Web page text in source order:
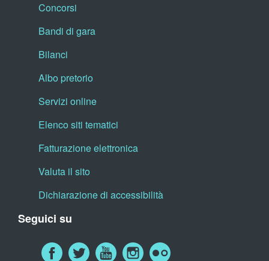
Concorsi
Bandi di gara
Bilanci
Albo pretorio
Servizi online
Elenco siti tematici
Fatturazione elettronica
Valuta il sito
Dichiarazione di accessibilità
Seguici su